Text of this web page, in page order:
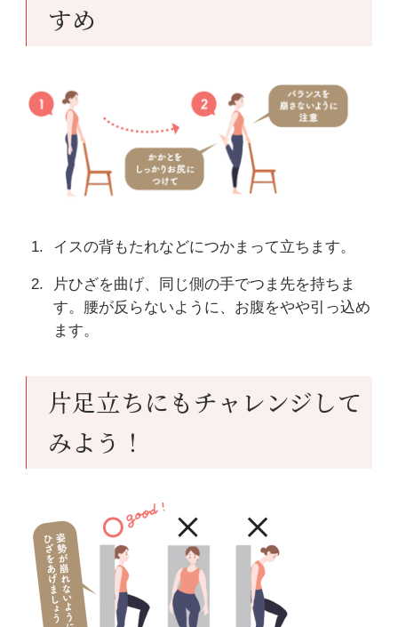
すめ
イスの背もたれなどにつかまって立ちます。
片ひざを曲げ、同じ側の手でつま先を持ちま
す。腰が反らないように、お腹をやや引っ込め
ます。
片足立ちにもチャレンジして
みよう！